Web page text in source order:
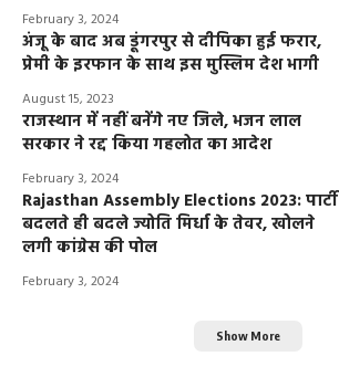
February 3, 2024
अंजू के बाद अब डूंगरपुर से दीपिका हुई फरार,
प्रेमी के इरफान के साथ इस मुस्लिम देश भागी
August 15, 2023
राजस्थान में नहीं बनेंगे नए जिले, भजन लाल
सरकार ने रद्द किया गहलोत का आदेश
February 3, 2024
Rajasthan Assembly Elections 2023: पार्टी
बदलते ही बदले ज्योति मिर्धा के तेवर, खोलने
लगी कांग्रेस की पोल
February 3, 2024
Show More